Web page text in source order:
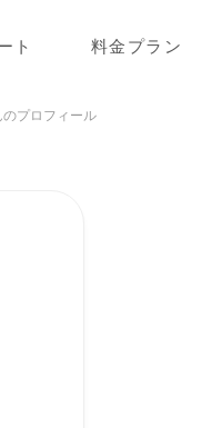
ト 料金プラン
のプロフィール